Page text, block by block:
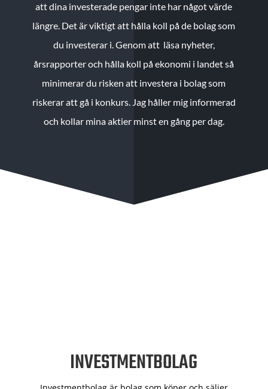
att dina investerade pengar inte har något värde
längre. Det är viktigt att hålla koll på de bolag som
du investerar i. Genom att läsa nyheter,
årsrapporter och hålla koll på ekonomi i landet så
minimerar du risken att investera i bolag som
riskerar att gå i konkurs. Jag håller mig informerad
och kollar mina aktier minst en gång per dag.
INVESTMENTBOLAG